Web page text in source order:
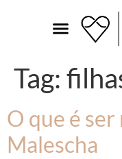
Tag:
O que é ser
Malescha